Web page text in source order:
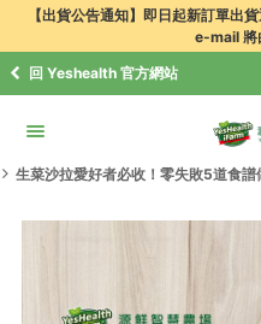
【出貨公告通知】即日起新訂單出
e-mail 將
回 Yeshealth 官方網站
健康生活
生菜沙拉愛好者必收！零失敗5道食譜